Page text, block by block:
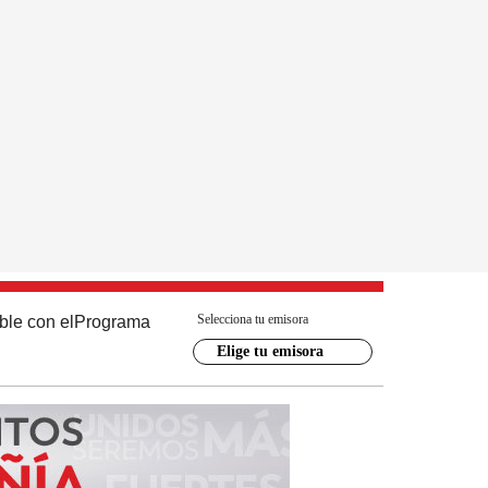
con el Programa Selecciona tu emisora
Elige tu emisora